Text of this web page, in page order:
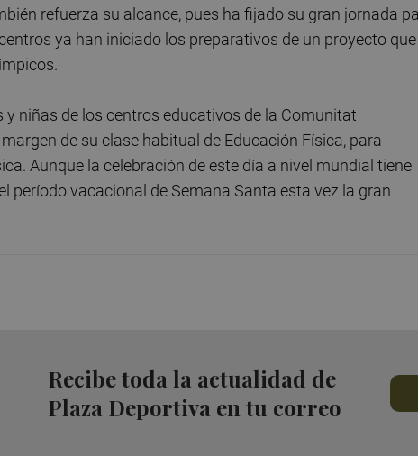
refuerza su alcance, pues ha fijado su gran jornada
ya han iniciado los preparativos de un proyecto que
y niñas de los centros educativos de la Comunitat
de su clase habitual de Educación Física, para
Aunque la celebración de este día a nivel mundial tiene
período vacacional de Semana Santa esta vez la gran
Recibe toda la actualidad de
Plaza Deportiva en tu correo